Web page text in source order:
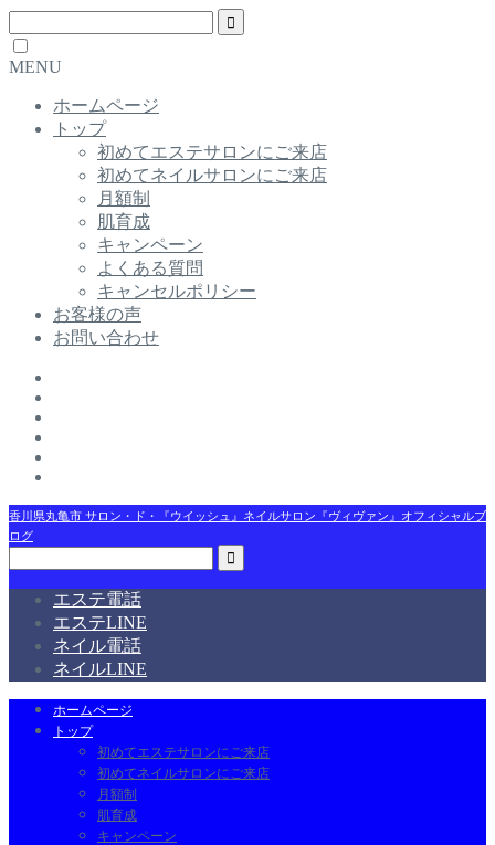
MENU
ホームページ
トップ
初めてエステサロンにご来店
初めてネイルサロンにご来店
月額制
肌育成
キャンペーン
よくある質問
キャンセルポリシー
お客様の声
お問い合わせ
香川県丸亀市 サロン・ド・『ウイッシュ』ネイルサロン『ヴィヴァン』オフィシャルブ
ログ
エステ電話
エステLINE
ネイル電話
ネイルLINE
ホームページ
トップ
初めてエステサロンにご来店
初めてネイルサロンにご来店
月額制
肌育成
キャンペーン